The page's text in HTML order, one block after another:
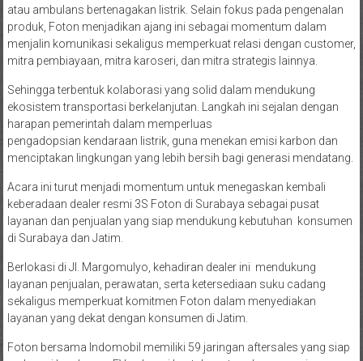
atau ambulans bertenagakan listrik. Selain fokus pada pengenalan
produk, Foton menjadikan ajang ini sebagai momentum dalam
menjalin komunikasi sekaligus memperkuat relasi dengan customer,
mitra pembiayaan, mitra karoseri, dan mitra strategis lainnya.
Sehingga terbentuk kolaborasi yang solid dalam mendukung
ekosistem transportasi berkelanjutan. Langkah ini sejalan dengan
harapan pemerintah dalam memperluas
pengadopsian kendaraan listrik, guna menekan emisi karbon dan
menciptakan lingkungan yang lebih bersih bagi generasi mendatang.
Acara ini turut menjadi momentum untuk menegaskan kembali
keberadaan dealer resmi 3S Foton di Surabaya sebagai pusat
layanan dan penjualan yang siap mendukung kebutuhan konsumen
di Surabaya dan Jatim.
Berlokasi di Jl. Margomulyo, kehadiran dealer ini mendukung
layanan penjualan, perawatan, serta ketersediaan suku cadang
sekaligus memperkuat komitmen Foton dalam menyediakan
layanan yang dekat dengan konsumen di Jatim.
Foton bersama Indomobil memiliki 59 jaringan aftersales yang siap